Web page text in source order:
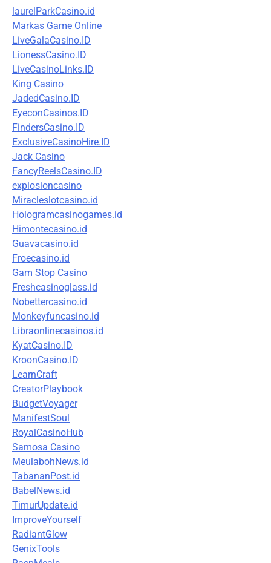
laurelParkCasino.id
Markas Game Online
LiveGalaCasino.ID
LionessCasino.ID
LiveCasinoLinks.ID
King Casino
JadedCasino.ID
EyeconCasinos.ID
FindersCasino.ID
ExclusiveCasinoHire.ID
Jack Casino
FancyReelsCasino.ID
explosioncasino
Miracleslotcasino.id
Hologramcasinogames.id
Himontecasino.id
Guavacasino.id
Froecasino.id
Gam Stop Casino
Freshcasinoglass.id
Nobettercasino.id
Monkeyfuncasino.id
Libraonlinecasinos.id
KyatCasino.ID
KroonCasino.ID
LearnCraft
CreatorPlaybook
BudgetVoyager
ManifestSoul
RoyalCasinoHub
Samosa Casino
MeulabohNews.id
TabananPost.id
BabelNews.id
TimurUpdate.id
ImproveYourself
RadiantGlow
GenixTools